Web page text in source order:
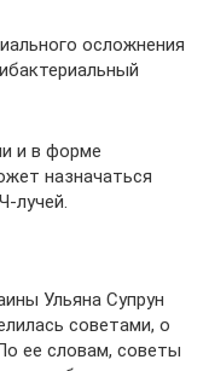
осложнения
и в форме
назначаться
лучей.
Ульяна Супрун
советами, о
ее словам, советы